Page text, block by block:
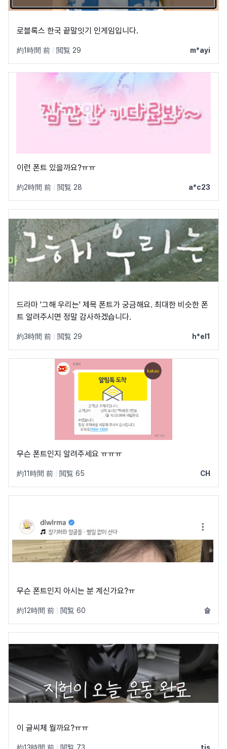
로블록스 한국 끝말잇기 인게임입니다.
約1時間 前 閲覧 29 m*ayi
이런 폰트 있을까요?ㅠㅠ
約2時間 前 閲覧 28 a*c23
드라마 '그해 우리는' 제목 폰트가 궁금해요. 최대한 비슷한 폰
트 알려주시면 정말 감사하겠습니다.
約3時間 前 閲覧 29 h*el1
무슨 폰트인지 알려주세요 ㅠㅠㅠ
約11時間 前 閲覧 65 CH
무슨 폰트인지 아시는 분 계신가요?ㅠ
約12時間 前 閲覧 60 슬
이 글씨체 뭘까요?ㅠㅠ